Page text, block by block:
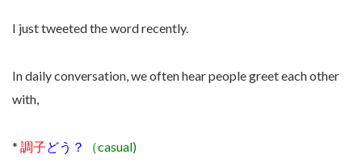
I just tweeted the word recently.
In daily conversation, we often hear people greet each other
with,
* 調子どう？ （casual)